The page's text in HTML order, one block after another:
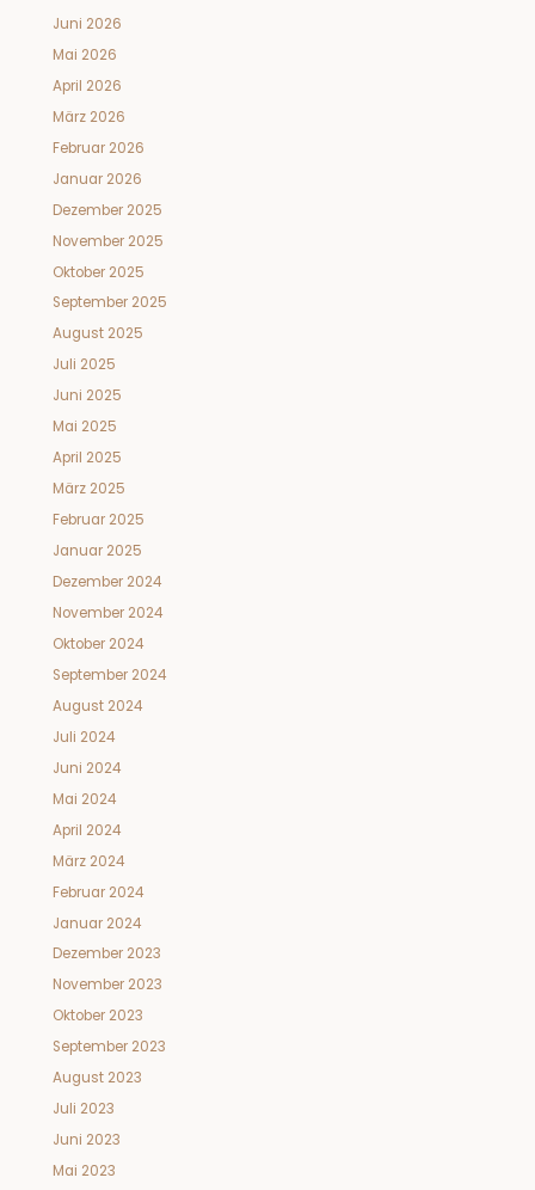
Juni 2026
Mai 2026
April 2026
März 2026
Februar 2026
Januar 2026
Dezember 2025
November 2025
Oktober 2025
September 2025
August 2025
Juli 2025
Juni 2025
Mai 2025
April 2025
März 2025
Februar 2025
Januar 2025
Dezember 2024
November 2024
Oktober 2024
September 2024
August 2024
Juli 2024
Juni 2024
Mai 2024
April 2024
März 2024
Februar 2024
Januar 2024
Dezember 2023
November 2023
Oktober 2023
September 2023
August 2023
Juli 2023
Juni 2023
Mai 2023